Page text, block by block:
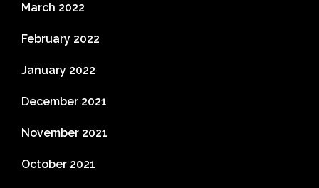
March 2022
February 2022
January 2022
December 2021
November 2021
October 2021